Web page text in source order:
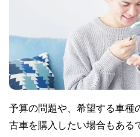
予算の問題や、希望する車種
古車を購入したい場合もある